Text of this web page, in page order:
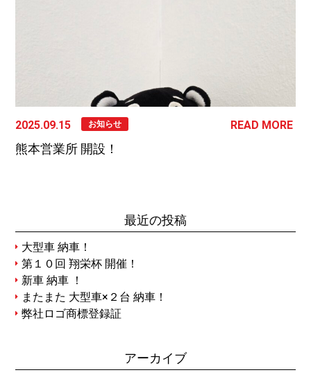
2025.09.15 お知らせ READ MORE
熊本営業所 開設！
最近の投稿
大型車 納車！
第１０回 翔栄杯 開催！
新車 納車 ！
またまた 大型車×２台 納車！
弊社ロゴ商標登録証
アーカイブ